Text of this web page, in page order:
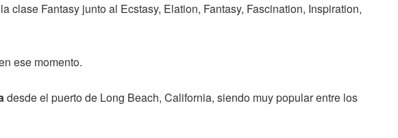
clase Fantasy junto al Ecstasy, Elation, Fantasy, Fascination, Inspiration,
ese momento.
desde el puerto de Long Beach, California, siendo muy popular entre los